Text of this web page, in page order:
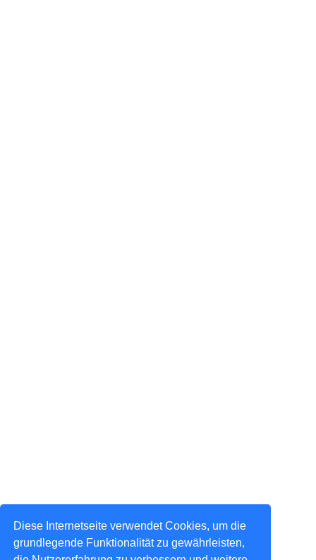
Diese Internetseite verwendet Cookies, um die
grundlegende Funktionalität zu gewährleisten,